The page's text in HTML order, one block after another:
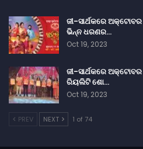
ଜୀ-ସାର୍ଥକରେ
ଭିନ୍ନ ଧରଣର…
Oct 19, 2023
ଜୀ-ସାର୍ଥକରେ
ରିୟଲିଟି ଶୋ…
Oct 19, 2023
PREV NEXT 1 of 74